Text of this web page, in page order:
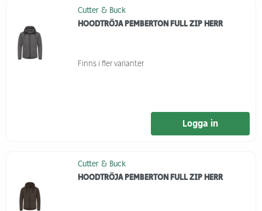
Cutter & Buck
HOODTRÖJA PEMBERTON FULL ZIP HERR
Finns i fler varianter
Logga in
Cutter & Buck
HOODTRÖJA PEMBERTON FULL ZIP HERR